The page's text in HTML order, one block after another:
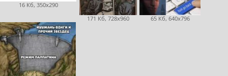
16 Кб, 350x290
171 Кб, 728x960
65 Кб, 640x796